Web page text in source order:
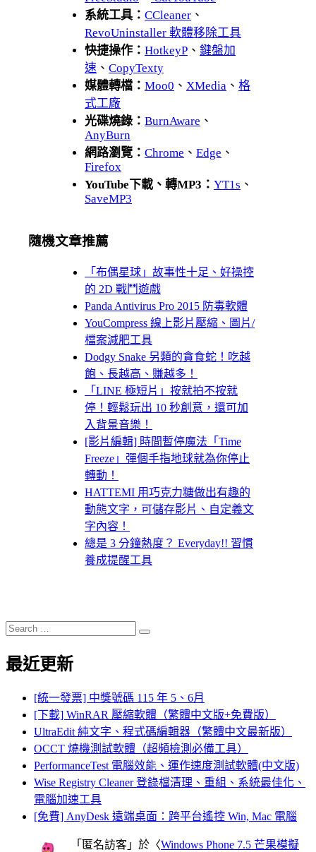
系統工具： CCleaner 、
RevoUninstaller 軟體移除工具
快捷操作： HotkeyP 、 鍵盤加
速 、 CopyTexty
媒體轉檔： Moo0 、 XMedia 、 格
式工廠
光碟燒錄： BurnAware 、
AnyBurn
網路瀏覽： Chrome 、 Edge 、
Firefox
YouTube下載、轉MP3： YT1s 、
SaveMP3
隨機文章推薦
「布偶星球」故事性十足、好操控
的 2D 戰鬥遊戲
Panda Antivirus Pro 2015 防毒軟體
YouCompress 線上影片壓縮、圖片/
檔案減肥工具
Dodgy Snake 另類的貪食蛇！吃越
飽、長越高、賺越多！
「LINE 極短片」按就拍不按就
停！輕鬆玩出 10 秒創意，還可加
入背景音樂！
[影片編輯] 時間暫停魔法「Time
Freeze」彈個手指地球就為你停止
轉動！
HATTEMI 用巧克力糖做出有趣的
動態文字，可儲存影片、自定義文
字內容！
總是 3 分鐘熱度？ Everyday!! 習慣
養成提醒工具
Search
for:
Search
最近更新
[統一發票] 中獎號碼 115 年 5、6月
[下載] WinRAR 壓縮軟體（繁體中文版+免費版）
UltraEdit 純文字、程式碼編輯器（繁體中文最新版）
OCCT 燒機測試軟體（超頻檢測必備工具）
PerformanceTest 電腦效能、運作速度測試軟體(中文版)
Wise Registry Cleaner 登錄檔清理、重組、系統最佳化、
電腦加速工具
[免費] AnyDesk 遠端桌面：跨平台遙控 Win, Mac 電腦
「 匿名訪客 」於〈Windows Phone 7.5 芒果模擬